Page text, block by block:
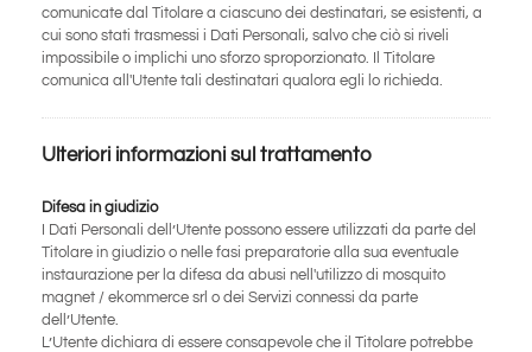
comunicate dal Titolare a ciascuno dei destinatari, se esistenti, a
cui sono stati trasmessi i Dati Personali, salvo che ciò si riveli
impossibile o implichi uno sforzo sproporzionato. Il Titolare
comunica all'Utente tali destinatari qualora egli lo richieda.
Ulteriori informazioni sul trattamento
Difesa in giudizio
I Dati Personali dell’Utente possono essere utilizzati da parte del
Titolare in giudizio o nelle fasi preparatorie alla sua eventuale
instaurazione per la difesa da abusi nell'utilizzo di mosquito
magnet / ekommerce srl o dei Servizi connessi da parte
dell’Utente.
L’Utente dichiara di essere consapevole che il Titolare potrebbe